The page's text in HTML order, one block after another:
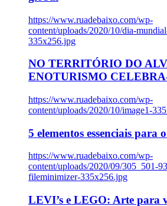
https://www.ruadebaixo.com/wp-
content/uploads/2020/10/dia-
335x256.jpg
NO TERRITÓRIO DO
ENOTURISMO
https://www.ruadebaixo.com/wp-
content/uploads/2020/10/image1-
5 elementos essenciais para
https://www.ruadebaixo.com/wp-
content/uploads/2020/09/305_501-
fileminimizer-335x256.jpg
LEVI’s e LEGO: Arte para